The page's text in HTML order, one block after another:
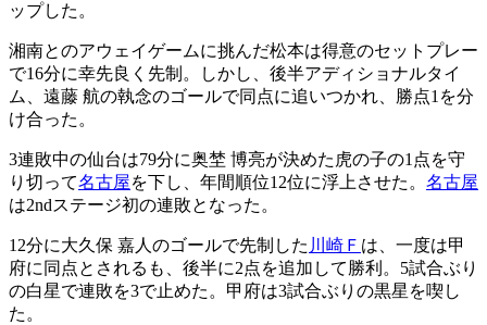
ップした。
湘南とのアウェイゲームに挑んだ松本は得意のセットプレー
で16分に幸先良く先制。しかし、後半アディショナルタイ
ム、遠藤 航の執念のゴールで同点に追いつかれ、勝点1を分
け合った。
3連敗中の仙台は79分に奥埜 博亮が決めた虎の子の1点を守
り切って名古屋を下し、年間順位12位に浮上させた。 名古屋
は2ndステージ初の連敗となった。
12分に大久保 嘉人のゴールで先制した 川崎Ｆ は、一度は甲
府に同点とされるも、後半に2点を追加して勝利。5試合ぶり
の白星で連敗を3で止めた。甲府は3試合ぶりの黒星を喫し
た。